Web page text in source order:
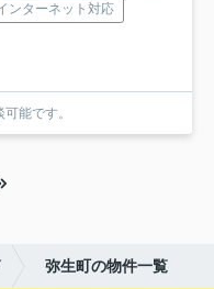
ンターネット対応
能です。
弥生町の物件一覧